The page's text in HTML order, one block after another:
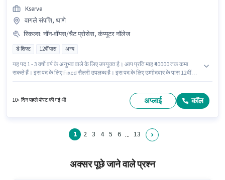
Kserve
वागले संपत्ति, थाणे
स्किल्स: नॉन-वॉयस/चैट प्रोसेस, कंप्यूटर नॉलेज
डे शिफ्ट 12वीं पास अन्य
यह पद 1 - 3 वर्षो वर्ष के अनुभव वाले के लिए उपयुक्त है। आप प्रति माह ₹40000 तक कमा
सकते हैं। इस पद के लिए Fixed सैलरी उपलब्ध है। इस पद के लिए उम्मीदवार के पास 12वीं
नॉलेज, नॉन-वॉयस/चैट प्रोसेस जैसी स्किल्स होनी चाहिए।
10+ दिन पहले पोस्ट की गई थी अप्लाई कॉल
1 2 3 4 5 6 ... 13
अक्सर पूछे जाने वाले प्रश्न